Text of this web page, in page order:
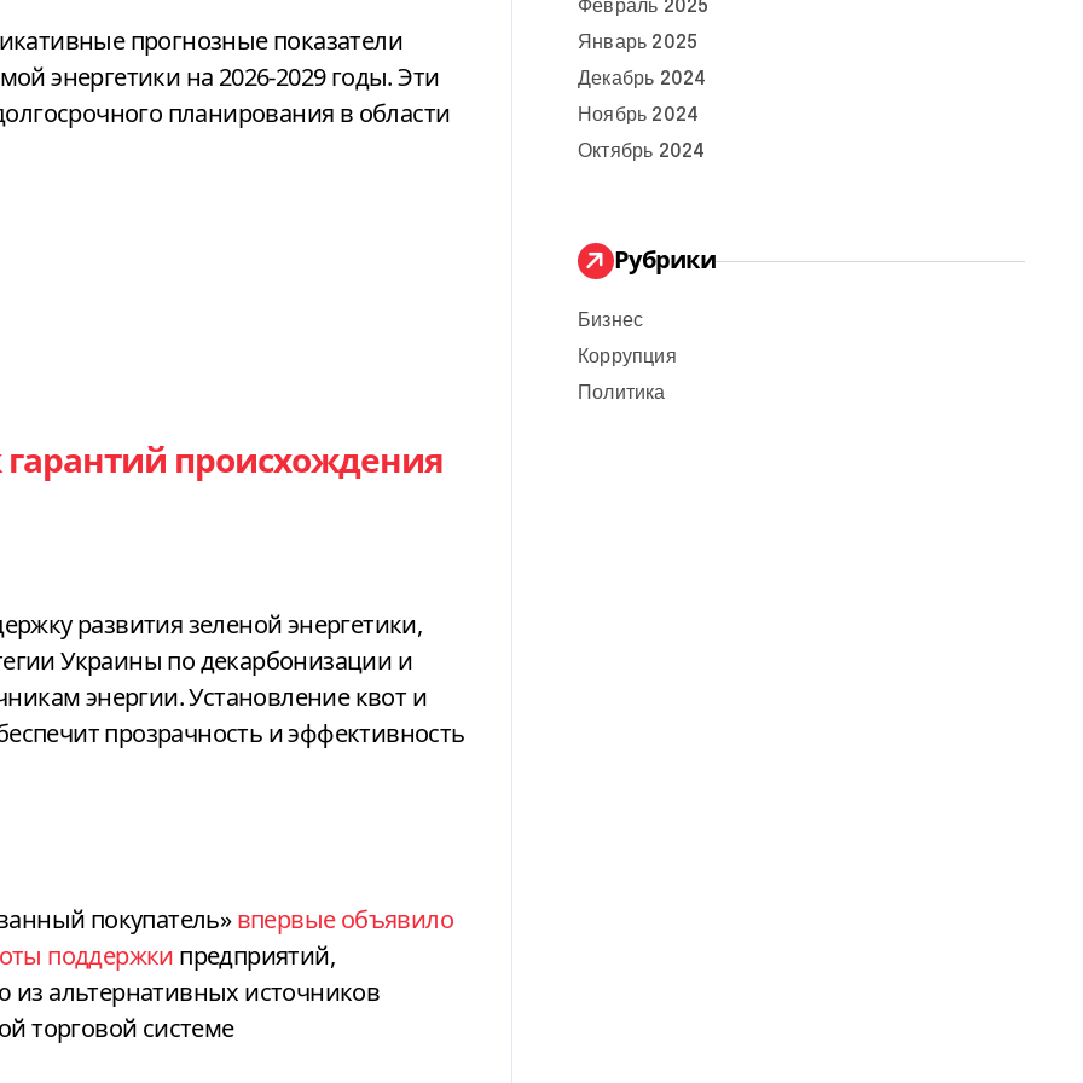
прогнозные показатели
энергетики на 2026-2029 годы. Эти
планирования в области
происхождения
развития зеленой энергетики,
Украины по декарбонизации и
энергии. Установление квот и
прозрачность и эффективность
покупатель»впервые объявило
поддержки предприятий,
альтернативных источников
торговой системе
Февраль 2025
Январь 2025
Декабрь 2024
Ноябрь 2024
Октябрь 2024
Рубрики
Бизнес
Коррупция
Политика